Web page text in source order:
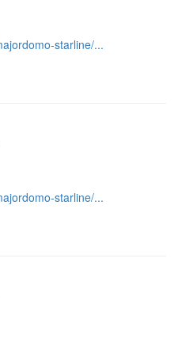
starline/...
starline/...